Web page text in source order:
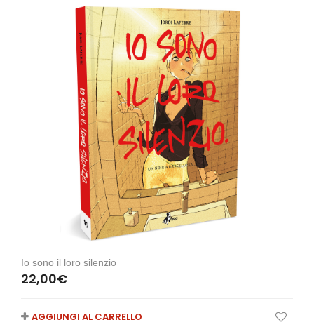
Io sono il loro silenzio
22,00€
AGGIUNGI AL CARRELLO